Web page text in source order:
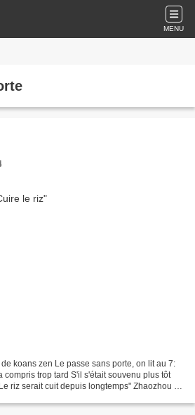
MENU
koans zen Le passe sans porte, on lit au 7:
compris trop tard S'il s'était souvenu plus tôt
riz serait cuit depuis longtemps" Zhaozhou ,